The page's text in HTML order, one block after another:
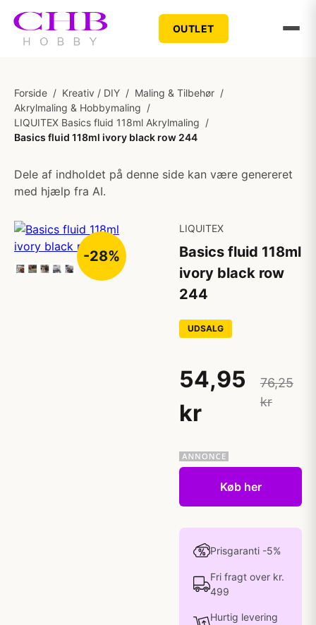
OUTLET
Forside / Kreativ / DIY / Maling & Tilbehør /
Akrylmaling & Hobbymaling /
LIQUITEX Basics fluid 118ml Akrylmaling /
Basics fluid 118ml ivory black row 244
Dele af indholdet på denne side kan være genereret
med hjælp fra AI.
-28%
LIQUITEX
Basics fluid 118ml
ivory black row
244
UDSALG
54,95
kr
76,25
kr
Køb her
Prisgaranti -5%
Fri fragt over kr.
499
Hurtig levering